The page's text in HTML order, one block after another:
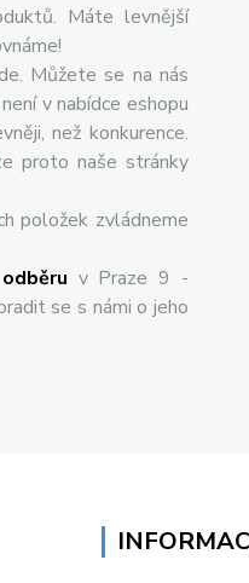
Máte levnější
Můžete se na nás
v nabídce eshopu
než konkurence.
proto naše stránky
položek zvládneme
v Praze 9 -
se s námi o jeho